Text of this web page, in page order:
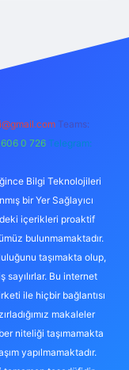
Teams:
0 726 Telegram:
Bilgi Teknolojileri
bir Yer Sağlayıcı
içerikleri proaktif
bulunmamaktadır.
taşımakta olup,
Bu internet
ile hiçbir bağlantısı
makaleler
niteliği taşımamakta
yapılmamaktadır.